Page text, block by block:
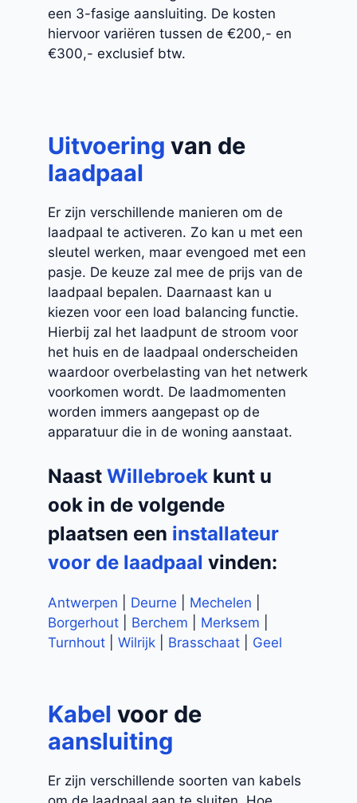
een 3-fasige aansluiting. De kosten
hiervoor variëren tussen de €200,- en
€300,- exclusief btw.
Uitvoering van de
laadpaal
Er zijn verschillende manieren om de
laadpaal te activeren. Zo kan u met een
sleutel werken, maar evengoed met een
pasje. De keuze zal mee de prijs van de
laadpaal bepalen. Daarnaast kan u
kiezen voor een load balancing functie.
Hierbij zal het laadpunt de stroom voor
het huis en de laadpaal onderscheiden
waardoor overbelasting van het netwerk
voorkomen wordt. De laadmomenten
worden immers aangepast op de
apparatuur die in de woning aanstaat.
Naast Willebroek kunt u
ook in de volgende
plaatsen een installateur
voor de laadpaal vinden:
Antwerpen Deurne Mechelen
Borgerhout
Berchem Merksem
Turnhout
Wilrijk Brasschaat Geel
Kabel voor de
aansluiting
Er zijn verschillende soorten van kabels